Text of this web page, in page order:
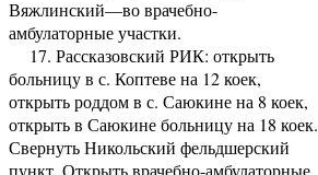
Вяжлинский—во врачебно-
амбулаторные участки.
17. Рассказовский РИК: открыть
больницу в с. Коптеве на 12 коек,
открыть роддом в с. Саюкине на 8 коек,
открыть в Саюкине больницу на 18 коек.
Свернуть Никольский фельдшерский
пункт. Открыть врачебно-амбулаторные